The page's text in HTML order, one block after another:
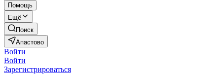
Помощь
Ещё
Поиск
Апастово
Войти
Войти
Зарегистрироваться